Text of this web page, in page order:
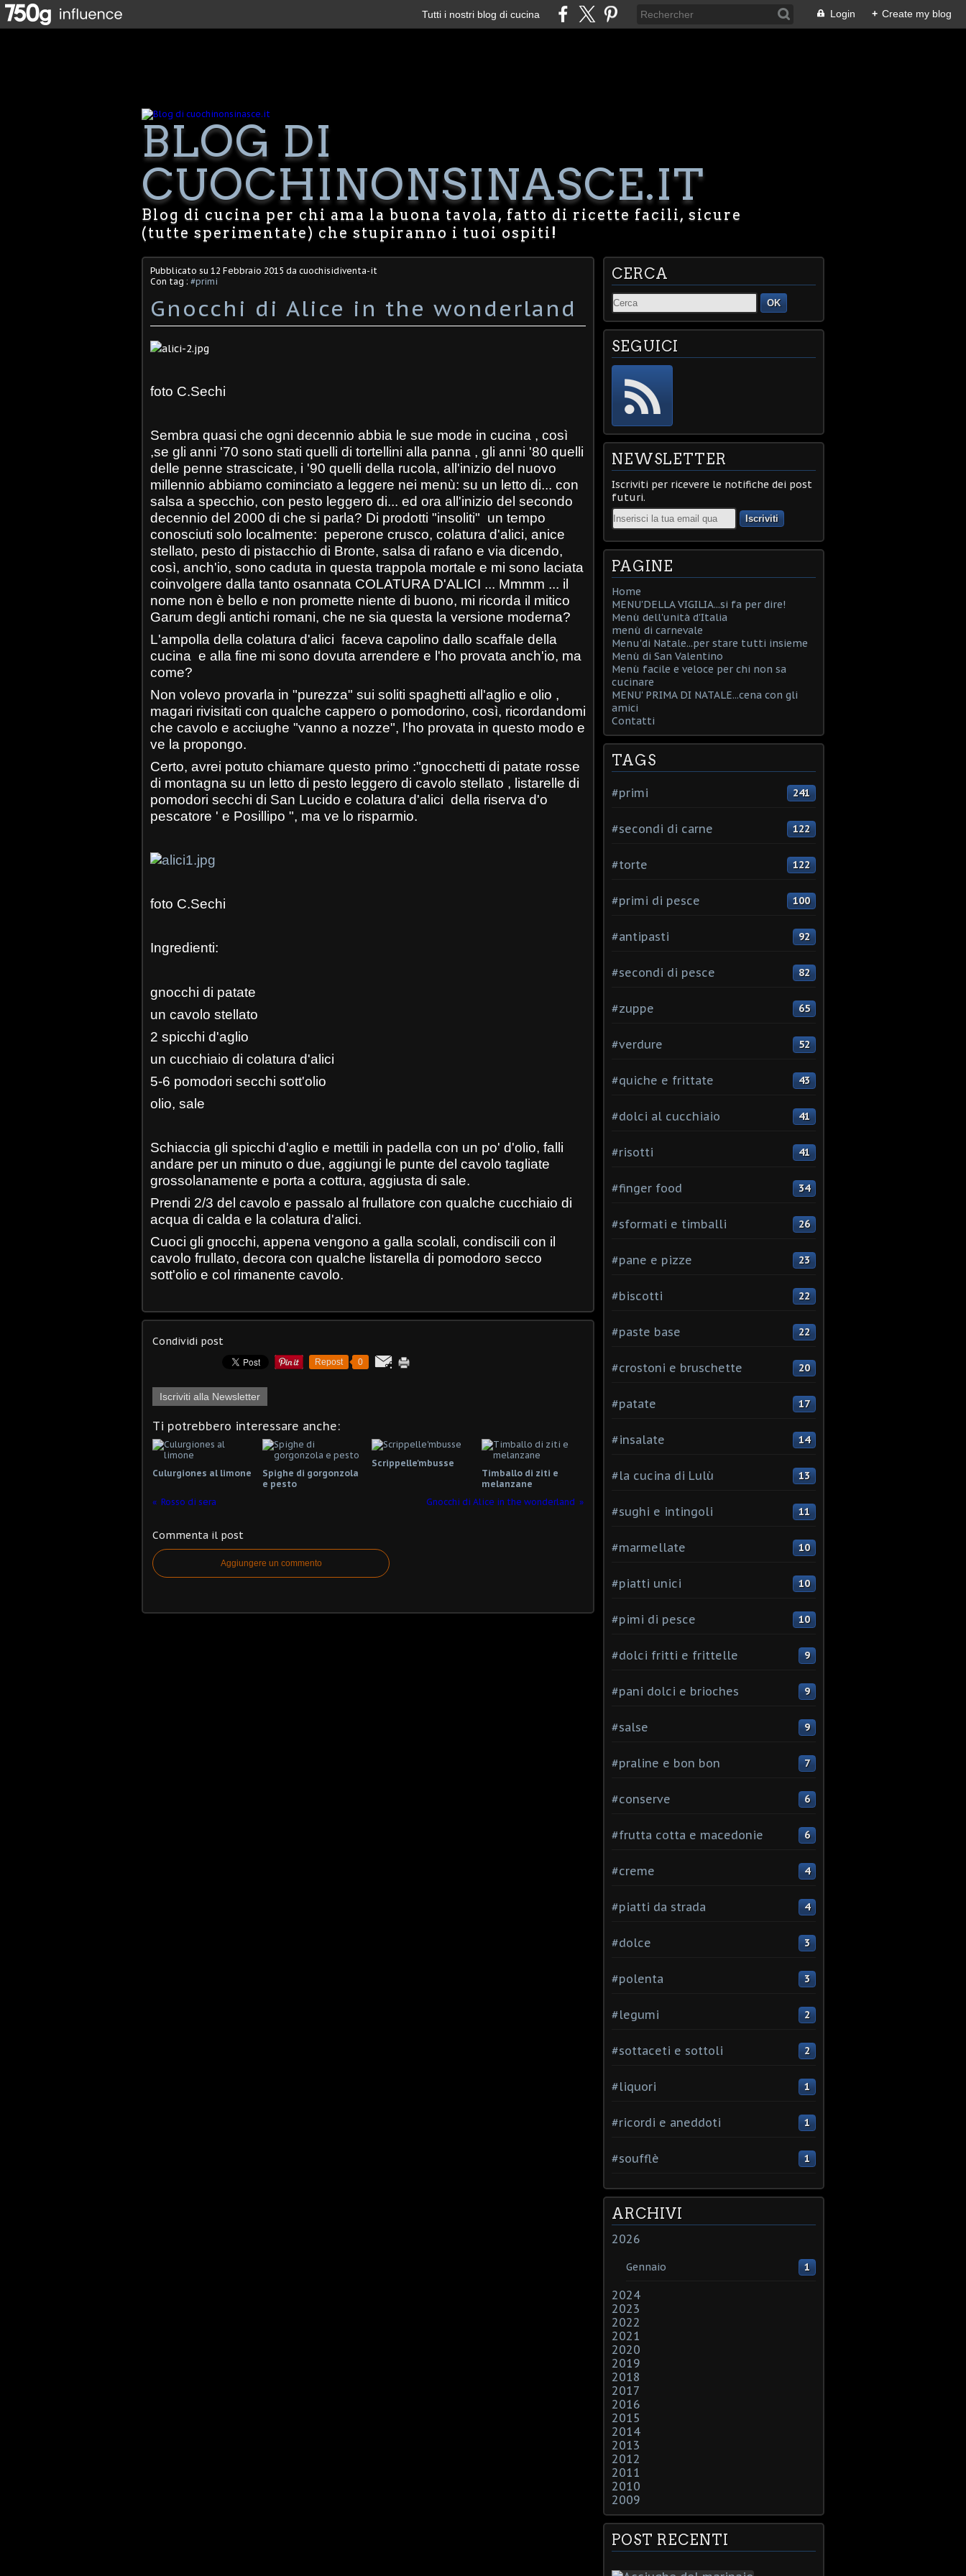
Tutti i nostri blog di cucina Login + Create my blog
BLOG DI
CUOCHINONSINASCE.IT
Blog di cucina per chi ama la buona tavola, fatto di ricette facili, sicure
(tutte sperimentate) che stupiranno i tuoi ospiti!
Pubblicato su 12 Febbraio 2015 da cuochisidiventa-it
Con tag : #primi
Gnocchi di Alice in the wonderland
foto C.Sechi
Sembra quasi che ogni decennio abbia le sue mode in cucina , così
,se gli anni '70 sono stati quelli di tortellini alla panna , gli anni '80 quelli
delle penne strascicate, i '90 quelli della rucola, all'inizio del nuovo
millennio abbiamo cominciato a leggere nei menù: su un letto di... con
salsa a specchio, con pesto leggero di... ed ora all'inizio del secondo
decennio del 2000 di che si parla? Di prodotti "insoliti" un tempo
conosciuti solo localmente: peperone crusco, colatura d'alici, anice
stellato, pesto di pistacchio di Bronte, salsa di rafano e via dicendo,
così, anch'io, sono caduta in questa trappola mortale e mi sono laciata
coinvolgere dalla tanto osannata COLATURA D'ALICI ... Mmmm ... il
nome non è bello e non promette niente di buono, mi ricorda il mitico
Garum degli antichi romani, che ne sia questa la versione moderna?
L'ampolla della colatura d'alici faceva capolino dallo scaffale della
cucina e alla fine mi sono dovuta arrendere e l'ho provata anch'io, ma
come?
Non volevo provarla in "purezza" sui soliti spaghetti all'aglio e olio ,
magari rivisitati con qualche cappero o pomodorino, così, ricordandomi
che cavolo e acciughe "vanno a nozze", l'ho provata in questo modo e
ve la propongo.
Certo, avrei potuto chiamare questo primo :"gnocchetti di patate rosse
di montagna su un letto di pesto leggero di cavolo stellato , listarelle di
pomodori secchi di San Lucido e colatura d'alici della riserva d'o
pescatore ' e Posillipo ", ma ve lo risparmio.
foto C.Sechi
Ingredienti:
gnocchi di patate
un cavolo stellato
2 spicchi d'aglio
un cucchiaio di colatura d'alici
5-6 pomodori secchi sott'olio
olio, sale
Schiaccia gli spicchi d'aglio e mettili in padella con un po' d'olio, falli
andare per un minuto o due, aggiungi le punte del cavolo tagliate
grossolanamente e porta a cottura, aggiusta di sale.
Prendi 2/3 del cavolo e passalo al frullatore con qualche cucchiaio di
acqua di calda e la colatura d'alici.
Cuoci gli gnocchi, appena vengono a galla scolali, condiscili con il
cavolo frullato, decora con qualche listarella di pomodoro secco
sott'olio e col rimanente cavolo.
Condividi post
Repost 0
Iscriviti alla Newsletter
Ti potrebbero interessare anche:
Culurgiones al limone
Spighe di gorgonzola
e pesto
Scrippelle'mbusse
Timballo di ziti e
melanzane
Rosso di sera
Gnocchi di Alice in the wonderland
Commenta il post
Aggiungere un commento
CERCA
OK
SEGUICI
NEWSLETTER
Iscriviti per ricevere le notifiche dei post
futuri.
Email
PAGINE
Home
MENU'DELLA VIGILIA...si fa per dire!
Menù dell'unità d'Italia
menù di carnevale
Menu'di Natale...per stare tutti insieme
Menù di San Valentino
Menù facile e veloce per chi non sa
cucinare
MENU' PRIMA DI NATALE...cena con gli
amici
Contatti
TAGS
#primi 241
#secondi di carne 122
#torte 122
#primi di pesce 100
#antipasti 92
#secondi di pesce 82
#zuppe 65
#verdure 52
#quiche e frittate 43
#dolci al cucchiaio 41
#risotti 41
#finger food 34
#sformati e timballi 26
#pane e pizze 23
#biscotti 22
#paste base 22
#crostoni e bruschette 20
#patate 17
#insalate 14
#la cucina di Lulù 13
#sughi e intingoli 11
#marmellate 10
#piatti unici 10
#pimi di pesce 10
#dolci fritti e frittelle 9
#pani dolci e brioches 9
#salse 9
#praline e bon bon 7
#conserve 6
#frutta cotta e macedonie 6
#creme 4
#piatti da strada 4
#dolce 3
#polenta 3
#legumi 2
#sottaceti e sottoli 2
#liquori 1
#ricordi e aneddoti 1
#soufflè 1
ARCHIVI
2026
Gennaio 1
2024
2023
2022
2021
2020
2019
2018
2017
2016
2015
2014
2013
2012
2011
2010
2009
POST RECENTI